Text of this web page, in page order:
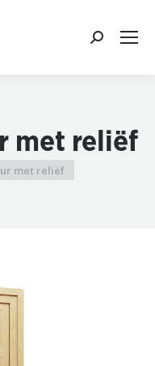
Search:
met reliëf
met reliëf